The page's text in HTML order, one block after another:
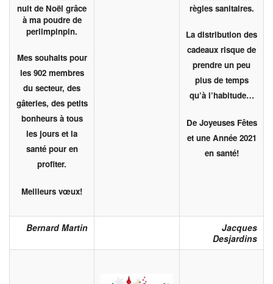
nuit de Noël grâce
à ma poudre de
perlimpinpin.
Mes souhaits pour
les 902 membres
du secteur, des
gâteries, des petits
bonheurs à tous
les jours et la
santé pour en
profiter.
Meilleurs vœux!
règles sanitaires.
La distribution des
cadeaux risque de
prendre un peu
plus de temps
qu’à l’habitude…
De Joyeuses Fêtes
et une Année 2021
en santé!
Bernard Martin
Jacques
Desjardins